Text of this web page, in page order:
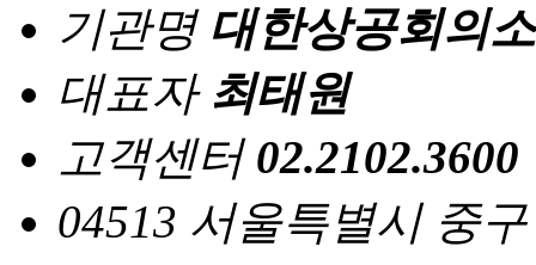
기관명 대한상공회의소
대표자 최태원
고객센터 02.2102.3600
04513 서울특별시 중